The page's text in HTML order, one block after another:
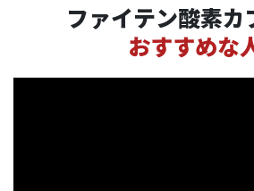
ファイテン酸素カ
おすすめな